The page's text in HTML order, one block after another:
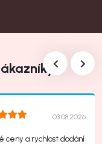
03.08.2026
ceny a rychlost dodání